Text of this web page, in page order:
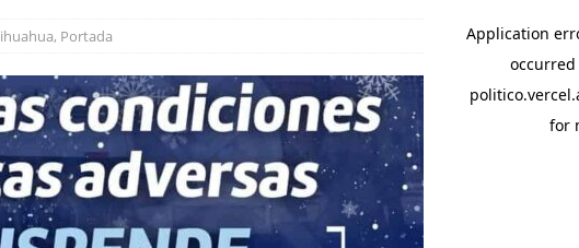
] Alan Falomir se reúne con vecinos de El Saucito y lleva mensaje
ESTATAL
, Portada